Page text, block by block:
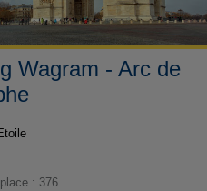
Wagram - Arc de
: 376